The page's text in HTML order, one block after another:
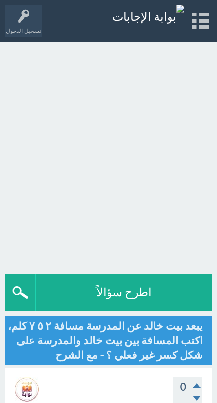
تسجيل الدخول
اطرح سؤالاً
يبعد بيت خالد عن المدرسة مسافة ٢ ٥ ٧ كلم،
اكتب المسافة بين بيت خالد والمدرسة على
شكل كسر غير فعلي ؟ - مع الشرح
0